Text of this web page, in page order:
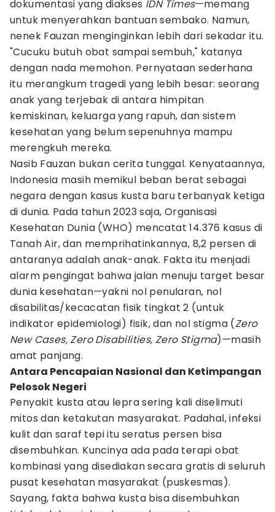
dokumentasi yang diakses IDN Times—memang
untuk menyerahkan bantuan sembako. Namun,
nenek Fauzan menginginkan lebih dari sekadar itu.
"Cucuku butuh obat sampai sembuh," katanya
dengan nada memohon. Pernyataan sederhana
itu merangkum tragedi yang lebih besar: seorang
anak yang terjebak di antara himpitan
kemiskinan, keluarga yang rapuh, dan sistem
kesehatan yang belum sepenuhnya mampu
merengkuh mereka.
Nasib Fauzan bukan cerita tunggal. Kenyataannya,
Indonesia masih memikul beban berat sebagai
negara dengan kasus kusta baru terbanyak ketiga
di dunia. Pada tahun 2023 saja, Organisasi
Kesehatan Dunia (WHO) mencatat 14.376 kasus di
Tanah Air, dan memprihatinkannya, 8,2 persen di
antaranya adalah anak-anak. Fakta itu menjadi
alarm pengingat bahwa jalan menuju target besar
dunia kesehatan—yakni nol penularan, nol
disabilitas/kecacatan fisik tingkat 2 (untuk
indikator epidemiologi) fisik, dan nol stigma (Zero
New Cases, Zero Disabilities, Zero Stigma)—masih
amat panjang.
Antara Pencapaian Nasional dan Ketimpangan
Pelosok Negeri
Penyakit kusta atau lepra sering kali diselimuti
mitos dan ketakutan masyarakat. Padahal, infeksi
kulit dan saraf tepi itu seratus persen bisa
disembuhkan. Kuncinya ada pada terapi obat
kombinasi yang disediakan secara gratis di seluruh
pusat kesehatan masyarakat (puskesmas).
Sayang, fakta bahwa kusta bisa disembuhkan